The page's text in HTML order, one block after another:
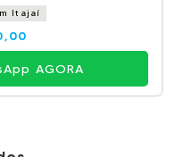
Itajaí
AGORA